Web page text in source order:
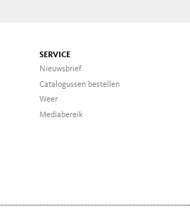
SERVICE
Nieuwsbrief
Catalogussen bestellen
Weer
Mediabereik